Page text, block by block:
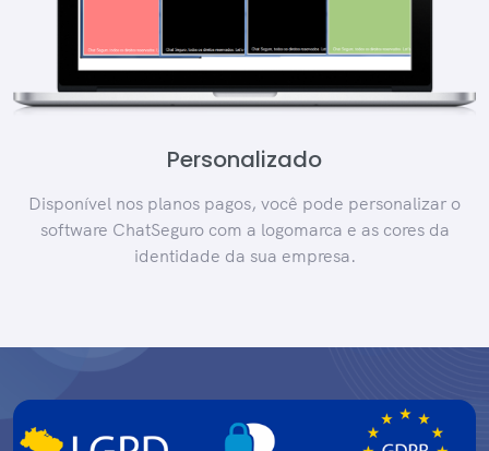
Personalizado
Disponível nos planos pagos, você pode personalizar o
software ChatSeguro com a logomarca e as cores da
identidade da sua empresa.